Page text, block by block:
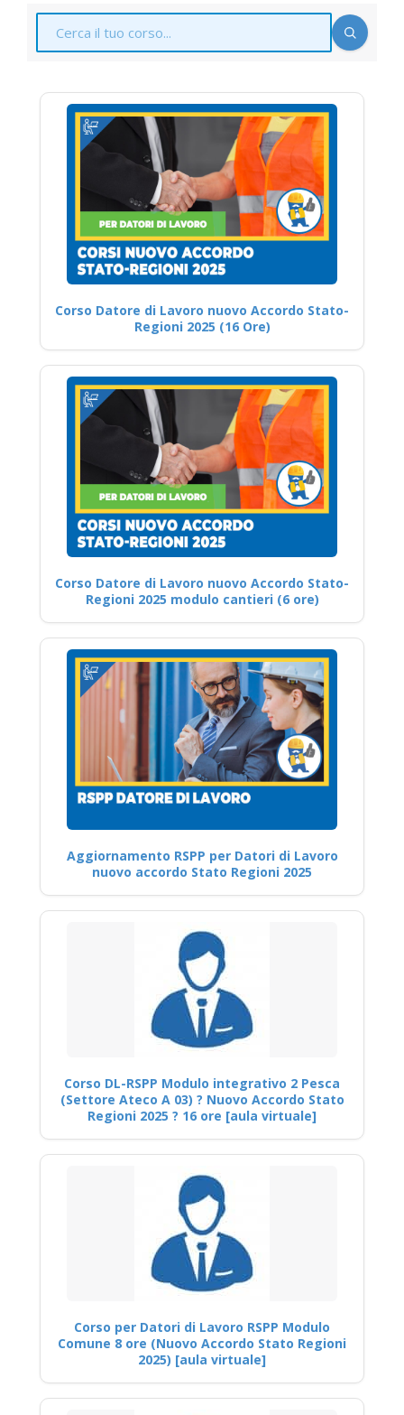
Corso Datore di Lavoro nuovo Accordo Stato-
Regioni 2025 (16 Ore)
Corso Datore di Lavoro nuovo Accordo Stato-
Regioni 2025 modulo cantieri (6 ore)
Aggiornamento RSPP per Datori di Lavoro
nuovo accordo Stato Regioni 2025
Corso DL-RSPP Modulo integrativo 2 Pesca
(Settore Ateco A 03) ? Nuovo Accordo Stato
Regioni 2025 ? 16 ore [aula virtuale]
Corso per Datori di Lavoro RSPP Modulo
Comune 8 ore (Nuovo Accordo Stato Regioni
2025) [aula virtuale]